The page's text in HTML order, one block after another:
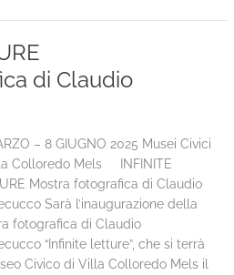
di Claudio
– 8 GIUGNO 2025 Musei Civici
Colloredo Mels INFINITE
Mostra fotografica di Claudio
Sarà l’inaugurazione della
fotografica di Claudio
“Infinite letture”, che si terrà
Civico di Villa Colloredo Mels il